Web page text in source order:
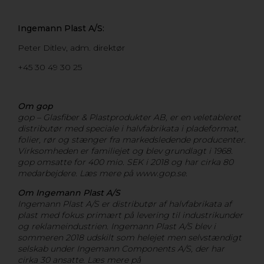
Ingemann Plast A/S:
Peter Ditlev, adm. direktør
+45 30 49 30 25
Om gop
gop – Glasfiber & Plastprodukter AB, er en veletableret
distributør med speciale i halvfabrikata i pladeformat,
folier, rør og stænger fra markedsledende producenter.
Virksomheden er familiejet og blev grundlagt i 1968.
gop omsatte for 400 mio. SEK i 2018 og har cirka 80
medarbejdere. Læs mere på www.gop.se.
Om Ingemann Plast A/S
Ingemann Plast A/S er distributør af halvfabrikata af
plast med fokus primært på levering til industrikunder
og reklameindustrien. Ingemann Plast A/S blev i
sommeren 2018 udskilt som helejet men selvstændigt
selskab under Ingemann Components A/S, der har
cirka 30 ansatte. Læs mere på